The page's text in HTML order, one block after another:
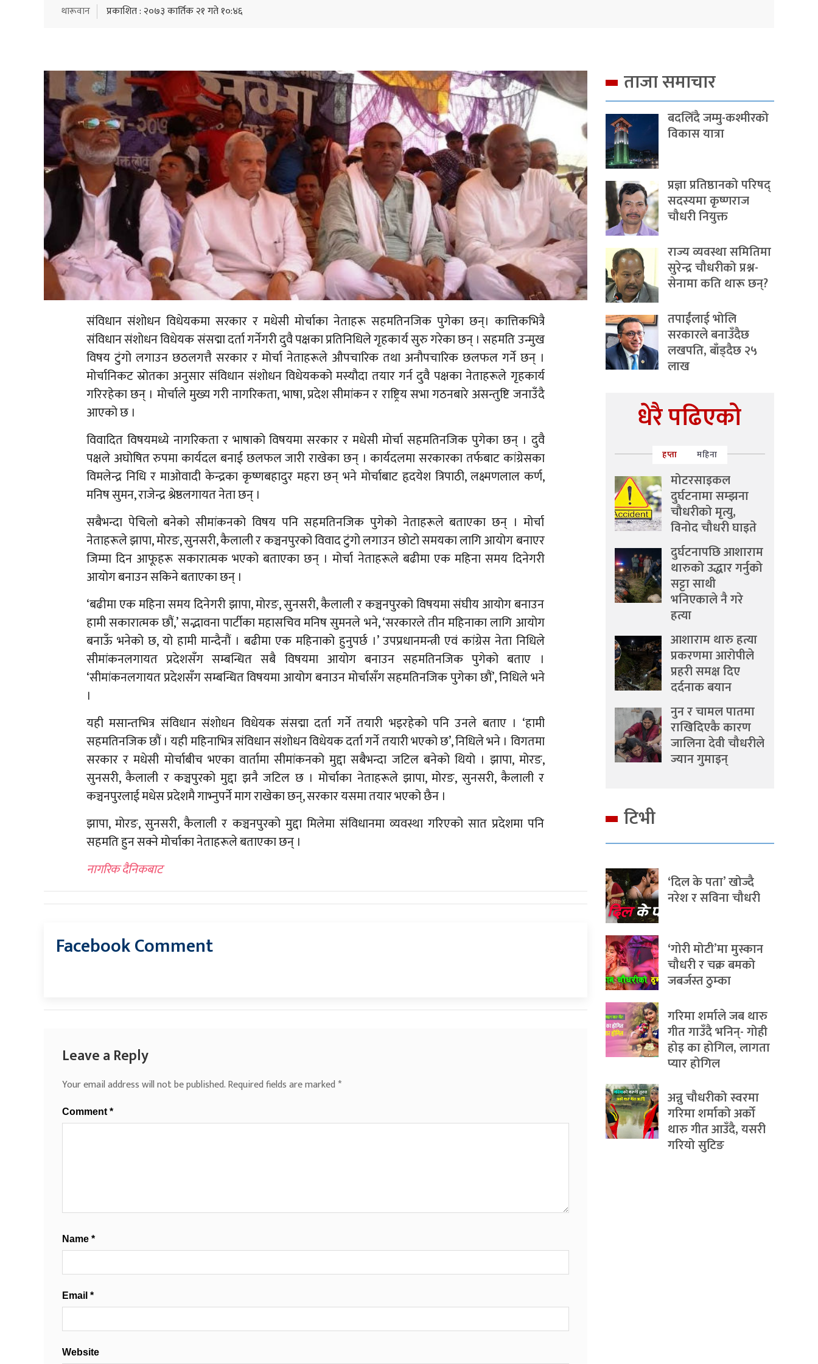
थारूवान प्रकाशित : २०७३ कार्तिक २१ गते १०:४६
संविधान संशोधन विधेयकमा सरकार र मधेसी मोर्चाका नेताहरू सहमतिनजिक पुगेका छन्। कात्तिकभित्रै
संविधान संशोधन विधेयक संसद्मा दर्ता गर्नेगरी दुवै पक्षका प्रतिनिधिले गृहकार्य सुरु गरेका छन् । सहमति उन्मुख
विषय टुंगो लगाउन छठलगत्तै सरकार र मोर्चा नेताहरूले औपचारिक तथा अनौपचारिक छलफल गर्ने छन् ।
मोर्चानिकट स्रोतका अनुसार संविधान संशोधन विधेयकको मस्यौदा तयार गर्न दुवै पक्षका नेताहरूले गृहकार्य
गरिरहेका छन् । मोर्चाले मुख्य गरी नागरिकता, भाषा, प्रदेश सीमांकन र राष्ट्रिय सभा गठनबारे असन्तुष्टि जनाउँदै
आएको छ ।
विवादित विषयमध्ये नागरिकता र भाषाको विषयमा सरकार र मधेसी मोर्चा सहमतिनजिक पुगेका छन् । दुवै
पक्षले अघोषित रुपमा कार्यदल बनाई छलफल जारी राखेका छन् । कार्यदलमा सरकारका तर्फबाट कांग्रेसका
विमलेन्द्र निधि र माओवादी केन्द्रका कृष्णबहादुर महरा छन् भने मोर्चाबाट हृदयेश त्रिपाठी, लक्ष्मणलाल कर्ण,
मनिष सुमन, राजेन्द्र श्रेष्ठलगायत नेता छन् ।
सबैभन्दा पेचिलो बनेको सीमांकनको विषय पनि सहमतिनजिक पुगेको नेताहरूले बताएका छन् । मोर्चा
नेताहरूले झापा, मोरङ, सुनसरी, कैलाली र कञ्चनपुरको विवाद टुंगो लगाउन छोटो समयका लागि आयोग बनाएर
जिम्मा दिन आफूहरू सकारात्मक भएको बताएका छन् । मोर्चा नेताहरूले बढीमा एक महिना समय दिनेगरी
आयोग बनाउन सकिने बताएका छन् ।
‘बढीमा एक महिना समय दिनेगरी झापा, मोरङ, सुनसरी, कैलाली र कञ्चनपुरको विषयमा संघीय आयोग बनाउन
हामी सकारात्मक छौं,’ सद्भावना पार्टीका महासचिव मनिष सुमनले भने, ‘सरकारले तीन महिनाका लागि आयोग
बनाऊँ भनेको छ, यो हामी मान्दैनौं । बढीमा एक महिनाको हुनुपर्छ ।’ उपप्रधानमन्त्री एवं कांग्रेस नेता निधिले
सीमांकनलगायत प्रदेशसँग सम्बन्धित सबै विषयमा आयोग बनाउन सहमतिनजिक पुगेको बताए ।
‘सीमांकनलगायत प्रदेशसँग सम्बन्धित विषयमा आयोग बनाउन मोर्चासँग सहमतिनजिक पुगेका छौं’, निधिले भने
।
यही मसान्तभित्र संविधान संशोधन विधेयक संसद्मा दर्ता गर्ने तयारी भइरहेको पनि उनले बताए । ‘हामी
सहमतिनजिक छौं । यही महिनाभित्र संविधान संशोधन विधेयक दर्ता गर्ने तयारी भएको छ’, निधिले भने । विगतमा
सरकार र मधेसी मोर्चाबीच भएका वार्तामा सीमांकनको मुद्दा सबैभन्दा जटिल बनेको थियो । झापा, मोरङ,
सुनसरी, कैलाली र कञ्चपुरको मुद्दा झनै जटिल छ । मोर्चाका नेताहरूले झापा, मोरङ, सुनसरी, कैलाली र
कञ्चनपुरलाई मधेस प्रदेशमै गाभ्नुपर्ने माग राखेका छन्, सरकार यसमा तयार भएको छैन ।
झापा, मोरङ, सुनसरी, कैलाली र कञ्चनपुरको मुद्दा मिलेमा संविधानमा व्यवस्था गरिएको सात प्रदेशमा पनि
सहमति हुन सक्ने मोर्चाका नेताहरूले बताएका छन् ।
नागरिक दैनिकबाट
Facebook Comment
Leave a Reply
Your email address will not be published.Required fields are marked*
Comment*
Name *
Email *
Website
ताजा समाचार
बदलिँदै जम्मु-कश्मीरको
विकास यात्रा
प्रज्ञा प्रतिष्ठानको परिषद्
सदस्यमा कृष्णराज
चौधरी नियुक्त
राज्य व्यवस्था समितिमा
सुरेन्द्र चौधरीको प्रश्न-
सेनामा कति थारू छन्?
तपाईंलाई भोलि
सरकारले बनाउँदैछ
लखपति, बाँड्दैछ २५
लाख
धेरै पढिएको
हप्ता महिना
मोटरसाइकल
दुर्घटनामा सम्झना
चौधरीको मृत्यु,
विनोद चौधरी घाइते
दुर्घटनापछि आशाराम
थारुको उद्धार गर्नुको
सट्टा साथी
भनिएकाले नै गरे
हत्या
आशाराम थारु हत्या
प्रकरणमा आरोपीले
प्रहरी समक्ष दिए
दर्दनाक बयान
नुन र चामल पातमा
राखिदिएकै कारण
जालिना देवी चौधरीले
ज्यान गुमाइन्
टिभी
‘दिल के पता’ खोज्दै
नरेश र सविना चौधरी
‘गोरी मोटी’मा मुस्कान
चौधरी र चक्र बमको
जबर्जस्त ठुम्का
गरिमा शर्माले जब थारु
गीत गाउँदै भनिन्- गोही
होइ का होगिल, लागता
प्यार होगिल
अन्नु चौधरीको स्वरमा
गरिमा शर्माको अर्को
थारु गीत आउँदै, यसरी
गरियो सुटिङ